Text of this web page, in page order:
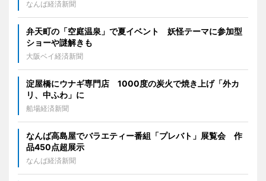
なんば経済新聞
弁天町の「空庭温泉」で夏イベント 妖怪テーマに参加型
ショーや謎解きも
大阪ベイ経済新聞
淀屋橋にウナギ専門店 1000度の炭火で焼き上げ「外カ
リ、中ふわ」に
船場経済新聞
なんば高島屋でバラエティー番組「プレバト」展覧会 作
品450点超展示
なんば経済新聞